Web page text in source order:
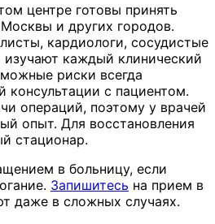
центре готовы принять
и других городов.
кардиологи, сосудистые
изучают каждый клинический
риски всегда
консультации с пациентом.
операций, поэтому у врачей
опыт. Для восстановления
стационар.
в больницу, если
Запишитесь на прием в
даже в сложных случаях.